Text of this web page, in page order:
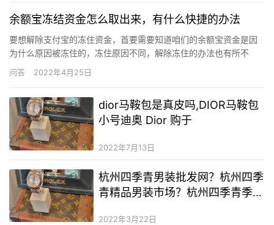
余额宝冻结资金怎么取出来，有什么快捷的办法
要想解除支付宝的冻住资金，首要需要知道咱们的余额宝资金是因
为什么原因被冻住的，冻住原因不同，解除冻住的办法也有所不
同。 打开手机支付宝，找到余额宝点击进入，在余额宝总金额下方
就有冻住金额的选项，点击进入后即可查看冻住原因，也就有了对
问答 2022年4月25日
dior马鞍包是真皮吗,DIOR马鞍包
小号迪奥 Dior 购于
2022年7月13日
杭州四季青男装批发网？杭州四季
青精品男装市场？杭州四季青季光
2022年3月22日